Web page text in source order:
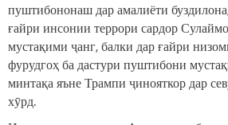
пуштибононаш дар амалиёти
ғайри инсонии террори сардор
мустақими ҷанг, балки дар ғайри
фурудгоҳ ба дастури пуштибони
минтақа яъне Трампи ҷинояткор дар
хӯрд.